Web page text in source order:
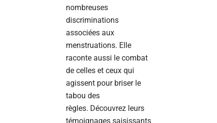
nombreuses
discriminations
associées aux
menstruations. Elle
raconte aussi le combat
de celles et ceux qui
agissent pour briser le
tabou des
règles. Découvrez leurs
témoignages saisissants